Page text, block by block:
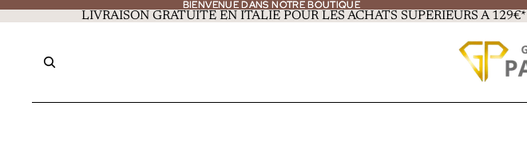
BIENVENUE DANS NOTRE BOUTIQUE
BIENVENUE DANS NOTRE BOUTIQUE
LIVRAISON GRATUITE EN ITALIE POUR LES ACHATS SUPÉRIEURS À 129€*